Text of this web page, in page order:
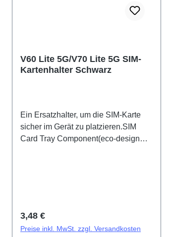
V60 Lite 5G/V70 Lite 5G SIM-
Kartenhalter Schwarz
Ein Ersatzhalter, um die SIM-Karte
sicher im Gerät zu platzieren.SIM
Card Tray Component(eco-design
Regulärer Preis:
3,48 €
Preise inkl. MwSt. zzgl. Versandkosten